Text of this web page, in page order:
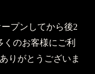
プンしてから後2
のお客様にご利
りがとうございま